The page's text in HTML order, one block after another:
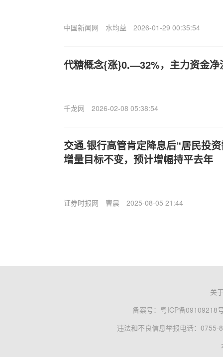
中国新闻网 水均益 2026-01-29 00:35:54
代糖概念{涨}0.—32%，主力资金净
千龙网 2026-02-08 05:38:54
交通.银行高管肯定降息后“居民投
增量目标不变，预计增幅持平去年
证券时报网 曹晨 2025-08-05 21:44
关
备案号： 粤ICP备09109218
违法和不良信息举报电话：0755-